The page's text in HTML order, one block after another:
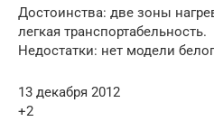
Достоинства: две зоны
легкая транспортабельность.
Недостатки: нет модели
13 декабря 2012
+2